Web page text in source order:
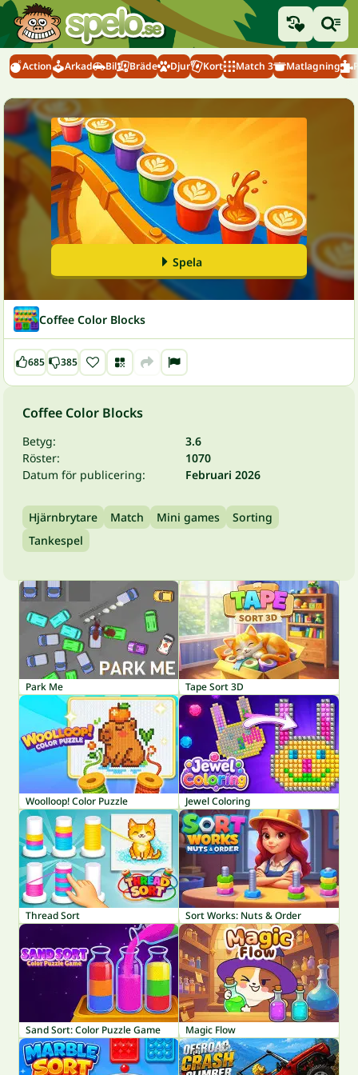
Action Arkad Bil Bräde Djur Kort Match 3 Matlagning
Spela
Coffee Color Blocks
685 385
Coffee Color Blocks
Betyg:
3.6
Röster:
1070
Datum för publicering:
Februari 2026
Hjärnbrytare Match Mini games
Sorting
Tankespel
Park Me Tape Sort 3D
Woolloop! Color Puzzle Jewel Coloring
Thread Sort Sort Works: Nuts & Order
Sand Sort: Color Puzzle Game Magic Flow